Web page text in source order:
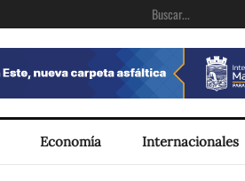
Economía Internacionales